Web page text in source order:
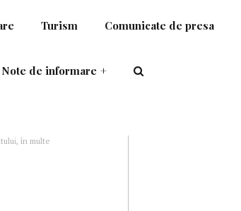
Turism Comunicate de presa
de informare +
în multe